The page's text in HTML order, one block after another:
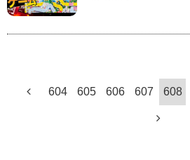
604 605 606 607 608